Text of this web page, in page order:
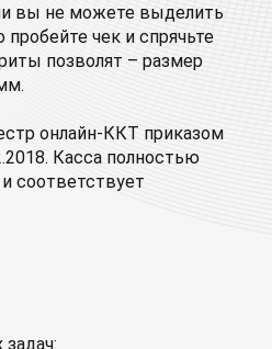
вы не можете выделить
чек и спрячьте
позволят – размер
онлайн-ККТ приказом
Касса полностью
соответствует
задач: